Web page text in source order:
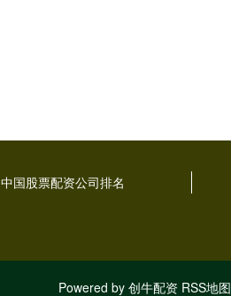
中国股票配资公司排名
Powered by 创牛配资 RSS地图